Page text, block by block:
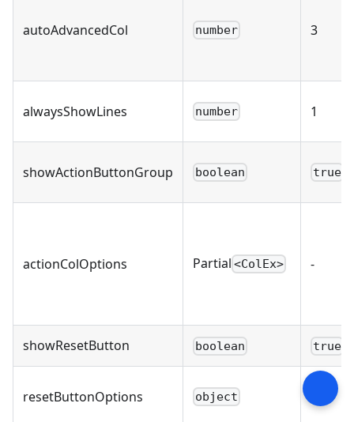
autoAdvancedCol number 3
alwaysShowLines number 1
showActionButtonGroup boolean true
actionColOptions Partial <ColEx> -
showResetButton boolean true
resetButtonOptions object